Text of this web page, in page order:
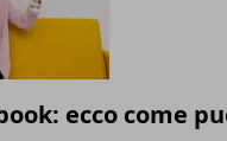
ecco come